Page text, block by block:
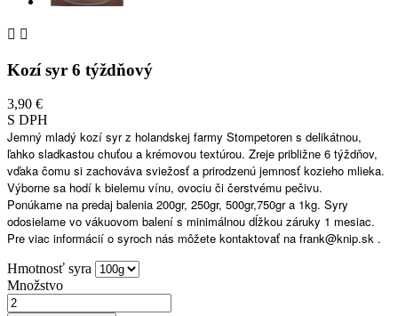
 
Kozí syr 6 týždňový
3,90 €
S DPH
Jemný mladý kozí syr z holandskej farmy Stompetoren s delikátnou,
ľahko sladkastou chuťou a krémovou textúrou. Zreje približne 6 týždňov,
vďaka čomu si zachováva sviežosť a prirodzenú jemnosť kozieho mlieka.
Výborne sa hodí k bielemu vínu, ovociu či čerstvému pečivu.
Ponúkame na predaj balenia 200gr, 250gr, 500gr,750gr a 1kg. Syry
odosielame vo vákuovom balení s minimálnou dĺžkou záruky 1 mesiac.
Pre viac informácií o syroch nás môžete kontaktovať na frank@knip.sk .
Hmotnosť syra
Množstvo